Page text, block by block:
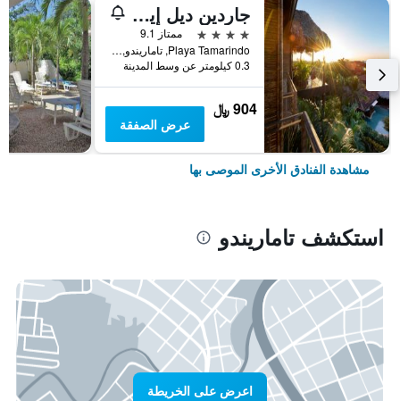
جاردين ديل إيدن بوتيك هوتل - الكبار فقط
4 نجوم
ممتاز 9.1
Playa Tamarindo, تاماريندو, كوستاريكا
0.3 كيلومتر عن وسط المدينة
904 ﷼
عرض الصفقة
مشاهدة الفنادق الأخرى الموصى بها
استكشف تاماريندو
اعرض على الخريطة